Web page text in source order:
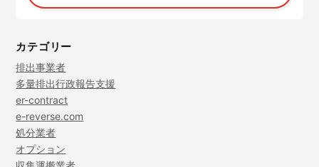
カテゴリー
排出事業者
多量排出行政報告支援
er-contract
e-reverse.com
処分業者
オプション